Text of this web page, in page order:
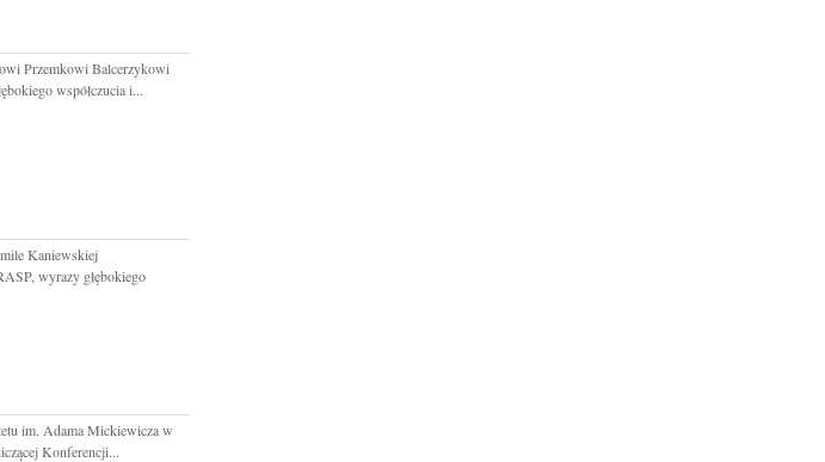
Przemkowi Balcerzykowi
współczucia i...
Kaniewskiej
wyrazy głębokiego
im. Adama Mickiewicza w
Konferencji...